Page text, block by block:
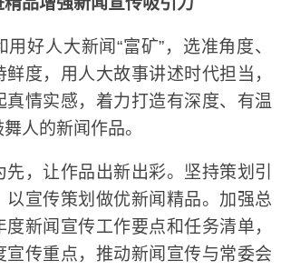
人大新闻“富矿”，选准角度、
度，用人大故事讲述时代担当，
真情实感，着力打造有深度、有温
人的新闻作品。
让作品出新出彩。坚持策划引
以宣传策划做优新闻精品。加强总
新闻宣传工作要点和任务清单，
宣传重点，推动新闻宣传与常委会